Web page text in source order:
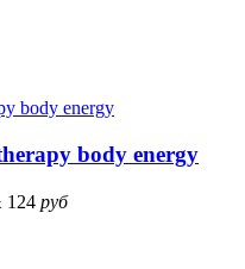
body energy
124 руб